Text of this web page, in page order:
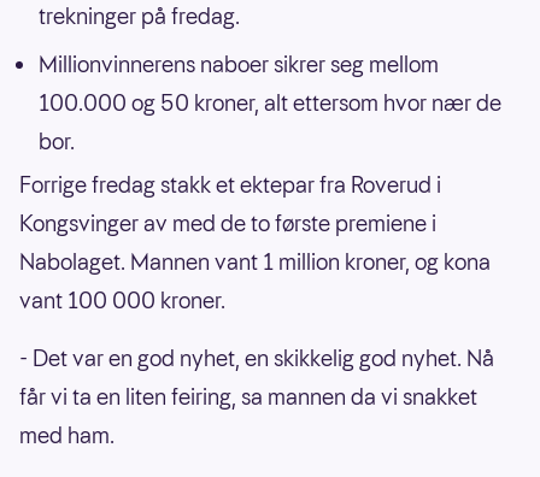
trekninger på fredag.
Millionvinnerens naboer sikrer seg mellom
100.000 og 50 kroner, alt ettersom hvor nær de
bor.
Forrige fredag stakk et ektepar fra Roverud i
Kongsvinger av med de to første premiene i
Nabolaget. Mannen vant 1 million kroner, og kona
vant 100 000 kroner.
- Det var en god nyhet, en skikkelig god nyhet. Nå
får vi ta en liten feiring, sa mannen da vi snakket
med ham.